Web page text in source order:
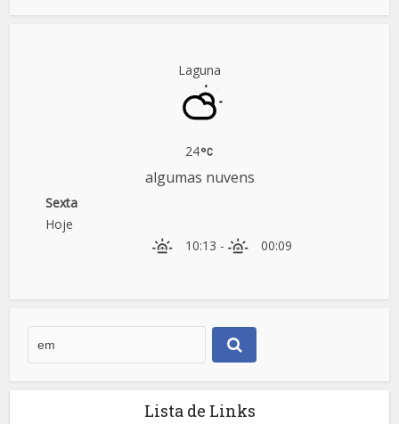
Laguna
24
algumas nuvens
Sexta
Hoje
10:13 - 00:09
Lista de Links